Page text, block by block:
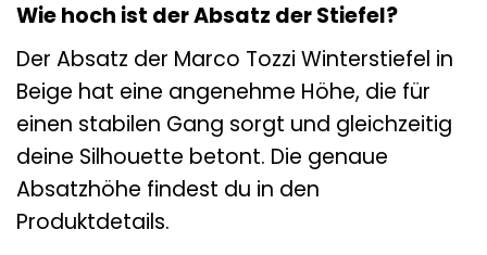
Wie hoch ist der Absatz der Stiefel?
Der Absatz der Marco Tozzi Winterstiefel in
Beige hat eine angenehme Höhe, die für
einen stabilen Gang sorgt und gleichzeitig
deine Silhouette betont. Die genaue
Absatzhöhe findest du in den
Produktdetails.